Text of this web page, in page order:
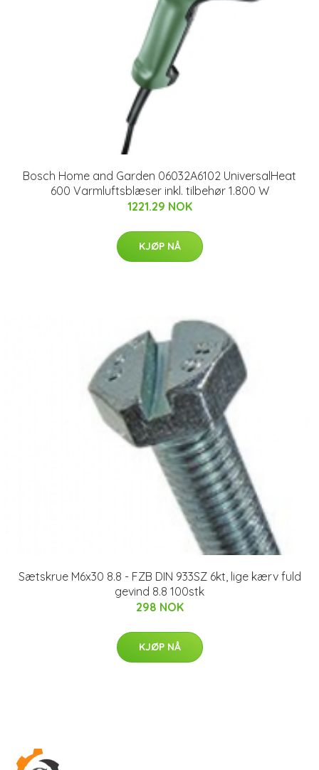
Bosch Home and Garden 06032A6102 UniversalHeat
600 Varmluftsblæser inkl. tilbehør 1.800 W
1221.29 NOK
KJØP NÅ
Sætskrue M6x30 8.8 - FZB DIN 933SZ 6kt, lige kærv fuld
gevind 8.8 100stk
298 NOK
KJØP NÅ